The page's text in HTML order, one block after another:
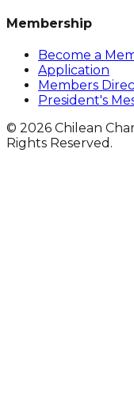
Membership
Become a
Application
Members
President's
© 2026 Chilean
Rights Reserved.